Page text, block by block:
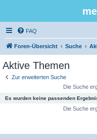
FAQ
Foren-Übersicht Suche
Aktive Themen
Zur erweiterten Suche
Die Suche
Es wurden keine passenden
Die Suche